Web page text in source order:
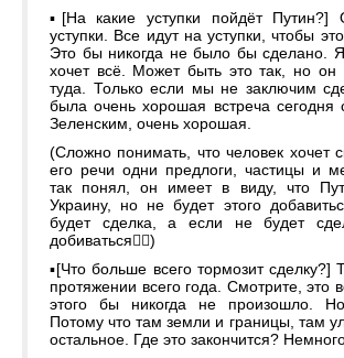
▪️[На какие уступки пойдёт
уступки. Все идут на уступки, чтобы
Это бы никогда не было бы сделано.
хочет всё. Может быть это так, но он
туда. Только если мы не заключим
была очень хорошая встреча сегодня
Зеленским, очень хорошая.
(Сложно понимать, что человек хочет
его речи одни предлоги, частицы и
так понял, он имеет в виду, что
Украину, но не будет этого
будет сделка, а если не будет
добиваться🤷‍♂️)
▪️[Что больше всего тормозит сделку?]
протяжении всего года. Смотрите, это
этого бы никогда не произошло.
Потому что там земли и границы, там
остальное. Где это закончится?